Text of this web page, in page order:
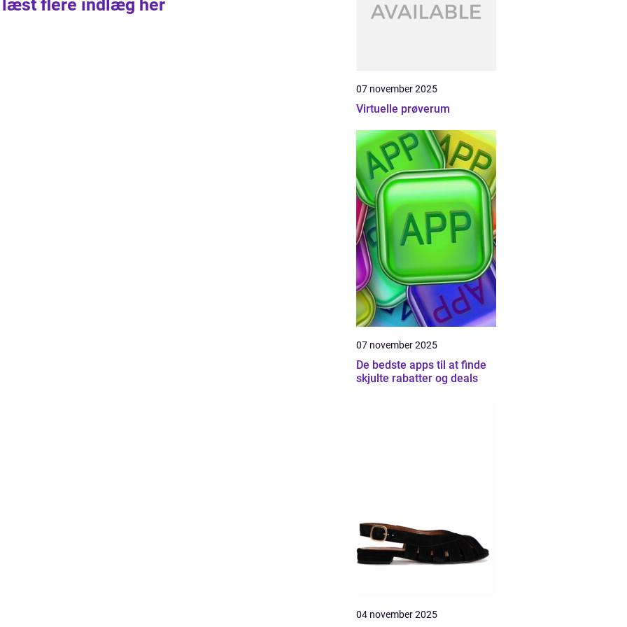
læst flere indlæg her
07 november 2025
Virtuelle prøverum
07 november 2025
De bedste apps til at finde
skjulte rabatter og deals
04 november 2025